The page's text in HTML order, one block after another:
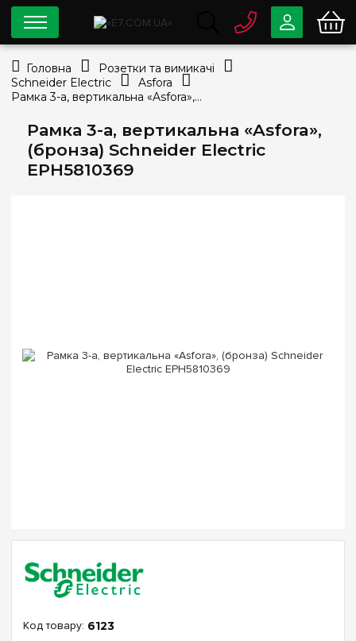
Рамка 3-а, вертикальна «Asfora»,
(бронза) Schneider Electric
EPH5810369
6123
0 80033-63-07
info@e7.com.ua
Viber Telegram
Головна
Розетки та вимикачі
Schneider Electric
Asfora
Рамка 3-а, вертикальна «Asfora», (бронза) Schneider Electric EPH5810369